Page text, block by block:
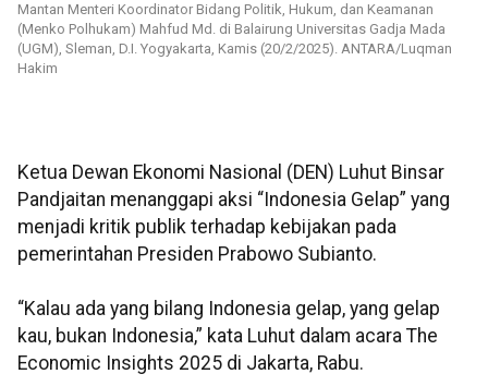
Mantan Menteri Koordinator Bidang Politik, Hukum, dan Keamanan
(Menko Polhukam) Mahfud Md. di Balairung Universitas Gadja Mada
(UGM), Sleman, D.I. Yogyakarta, Kamis (20/2/2025). ANTARA/Luqman
Hakim
Ketua Dewan Ekonomi Nasional (DEN) Luhut Binsar
Pandjaitan menanggapi aksi “Indonesia Gelap” yang
menjadi kritik publik terhadap kebijakan pada
pemerintahan Presiden Prabowo Subianto.
“Kalau ada yang bilang Indonesia gelap, yang gelap
kau, bukan Indonesia,” kata Luhut dalam acara The
Economic Insights 2025 di Jakarta, Rabu.